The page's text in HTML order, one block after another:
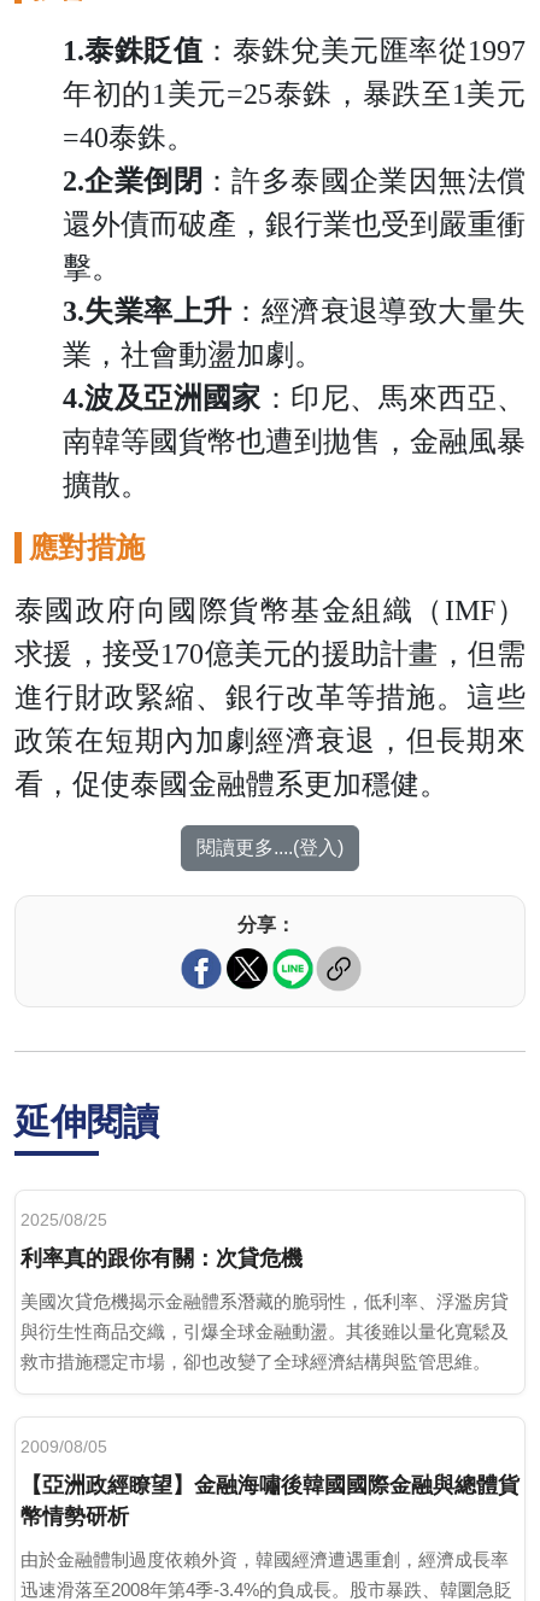
1.泰銖貶值 ：泰銖兌美元匯率從1997
年初的1美元=25泰銖，暴跌至1美元
=40泰銖。
2.企業倒閉 ：許多泰國企業因無法償
還外債而破產，銀行業也受到嚴重衝
擊。
3.失業率上升 ：經濟衰退導致大量失
業，社會動盪加劇。
4.波及亞洲國家 ：印尼、馬來西亞、
南韓等國貨幣也遭到拋售，金融風暴
擴散。
應對措施
泰國政府向國際貨幣基金組織（IMF）
求援，接受170億美元的援助計畫，但需
進行財政緊縮、銀行改革等措施。這些
政策在短期內加劇經濟衰退，但長期來
看，促使泰國金融體系更加穩健。
閱讀更多....(登入)
分享：
延伸閱讀
2025/08/25
利率真的跟你有關：次貸危機
美國次貸危機揭示金融體系潛藏的脆弱性，低利率、浮濫房貸
與衍生性商品交織，引爆全球金融動盪。其後雖以量化寬鬆及
救市措施穩定市場，卻也改變了全球經濟結構與監管思維。
2009/08/05
【亞洲政經瞭望】金融海嘯後韓國國際金融與總體貨
幣情勢研析
由於金融體制過度依賴外資，韓國經濟遭遇重創，經濟成長率
迅速滑落至2008年第4季-3.4%的負成長。股市暴跌、韓圜急貶